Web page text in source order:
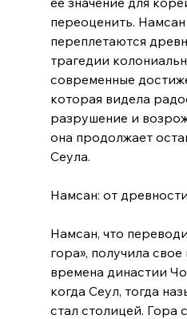
переоценить.
переплетаются
трагедии
современные
которая видела
разрушение и
она продолжает
Сеула.
Намсан: от
Намсан, что
гора», получила свое
времена династии
когда Сеул, тогда
стал столицей. Гора